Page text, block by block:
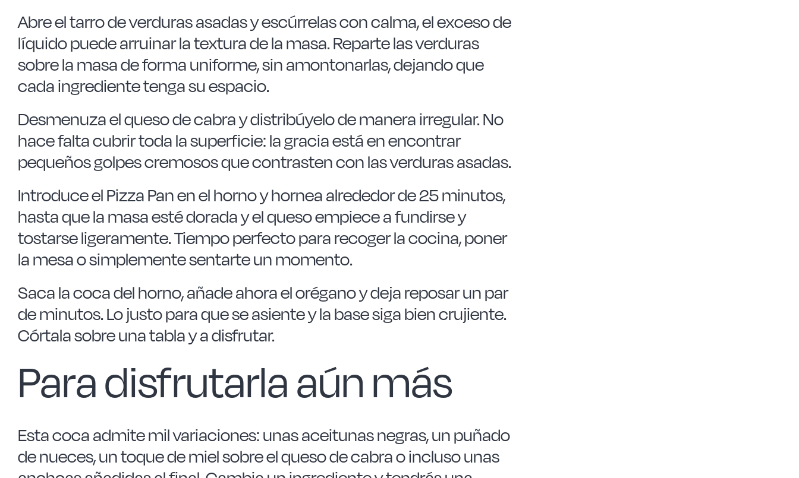
Abre el tarro de verduras asadas y escúrrelas con calma, el exceso de
líquido puede arruinar la textura de la masa. Reparte las verduras
sobre la masa de forma uniforme, sin amontonarlas, dejando que
cada ingrediente tenga su espacio.
Desmenuza el queso de cabra y distribúyelo de manera irregular. No
hace falta cubrir toda la superficie: la gracia está en encontrar
pequeños golpes cremosos que contrasten con las verduras asadas.
Introduce el Pizza Pan en el horno y hornea alrededor de 25 minutos,
hasta que la masa esté dorada y el queso empiece a fundirse y
tostarse ligeramente. Tiempo perfecto para recoger la cocina, poner
la mesa o simplemente sentarte un momento.
Saca la coca del horno, añade ahora el orégano y deja reposar un par
de minutos. Lo justo para que se asiente y la base siga bien crujiente.
Córtala sobre una tabla y a disfrutar.
Para disfrutarla aún más
Esta coca admite mil variaciones: unas aceitunas negras, un puñado
de nueces, un toque de miel sobre el queso de cabra o incluso unas